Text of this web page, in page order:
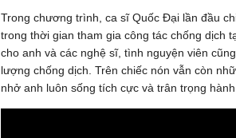
Trong chương trình, ca sĩ Quốc Đại lần đầu
trong thời gian tham gia công tác chống dịch
cho anh và các nghệ sĩ, tình nguyện viên
lượng chống dịch. Trên chiếc nón vẫn còn
nhở anh luôn sống tích cực và trân trọng